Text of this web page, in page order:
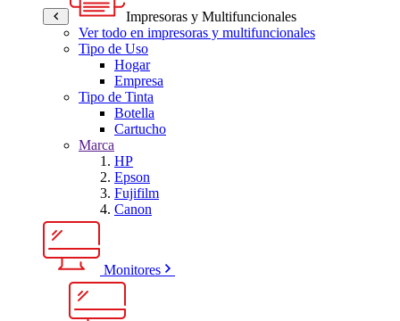
Impresoras y Multifuncionales
Ver todo en impresoras y multifuncionales
Tipo de Uso
Hogar
Empresa
Tipo de Tinta
Botella
Cartucho
Marca
HP
Epson
Fujifilm
Canon
Monitores